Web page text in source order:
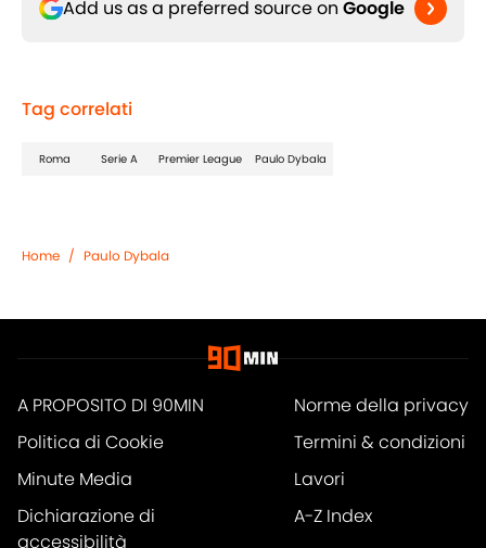
Add us as a preferred source on Google
Tag correlati
Roma Serie A Premier League Paulo Dybala
Home / Paulo Dybala
A PROPOSITO DI 90MIN
Norme della privacy
Politica di Cookie
Termini & condizioni
Minute Media
Lavori
Dichiarazione di
accessibilità
A-Z Index